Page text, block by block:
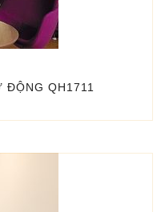
ĐỘNG QH1711